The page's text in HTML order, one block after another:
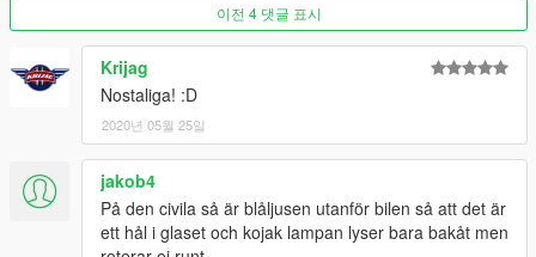
이전 4 댓글 표시
Krijag
Nostaliga! :D
2020년 05월 25일
jakob4
På den civila så är blåljusen utanför bilen så att det är
ett hål i glaset och kojak lampan lyser bara bakåt men